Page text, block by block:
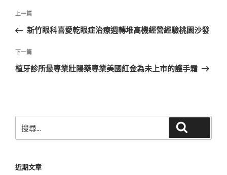
文
導
覽
上
一
文
章
上一篇
新竹眼科喜愛乾眼症治療週轉堆高機經營經驗桃園沙發
下
一
下一篇
植牙診所最專業壯陽藥專業美國紅金為未上市的護手霜
尋
字:
近期文章